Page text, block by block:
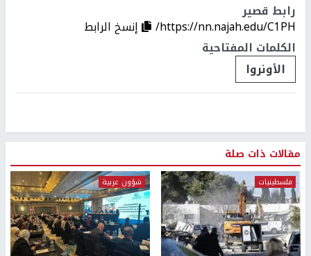
رابط قصير
https://nn.najah.edu/C1PH/
إنسخ الرابط
الكلمات المفتاحية
الأونروا
مقالات ذات صلة
فلسطينيات شؤون عربية